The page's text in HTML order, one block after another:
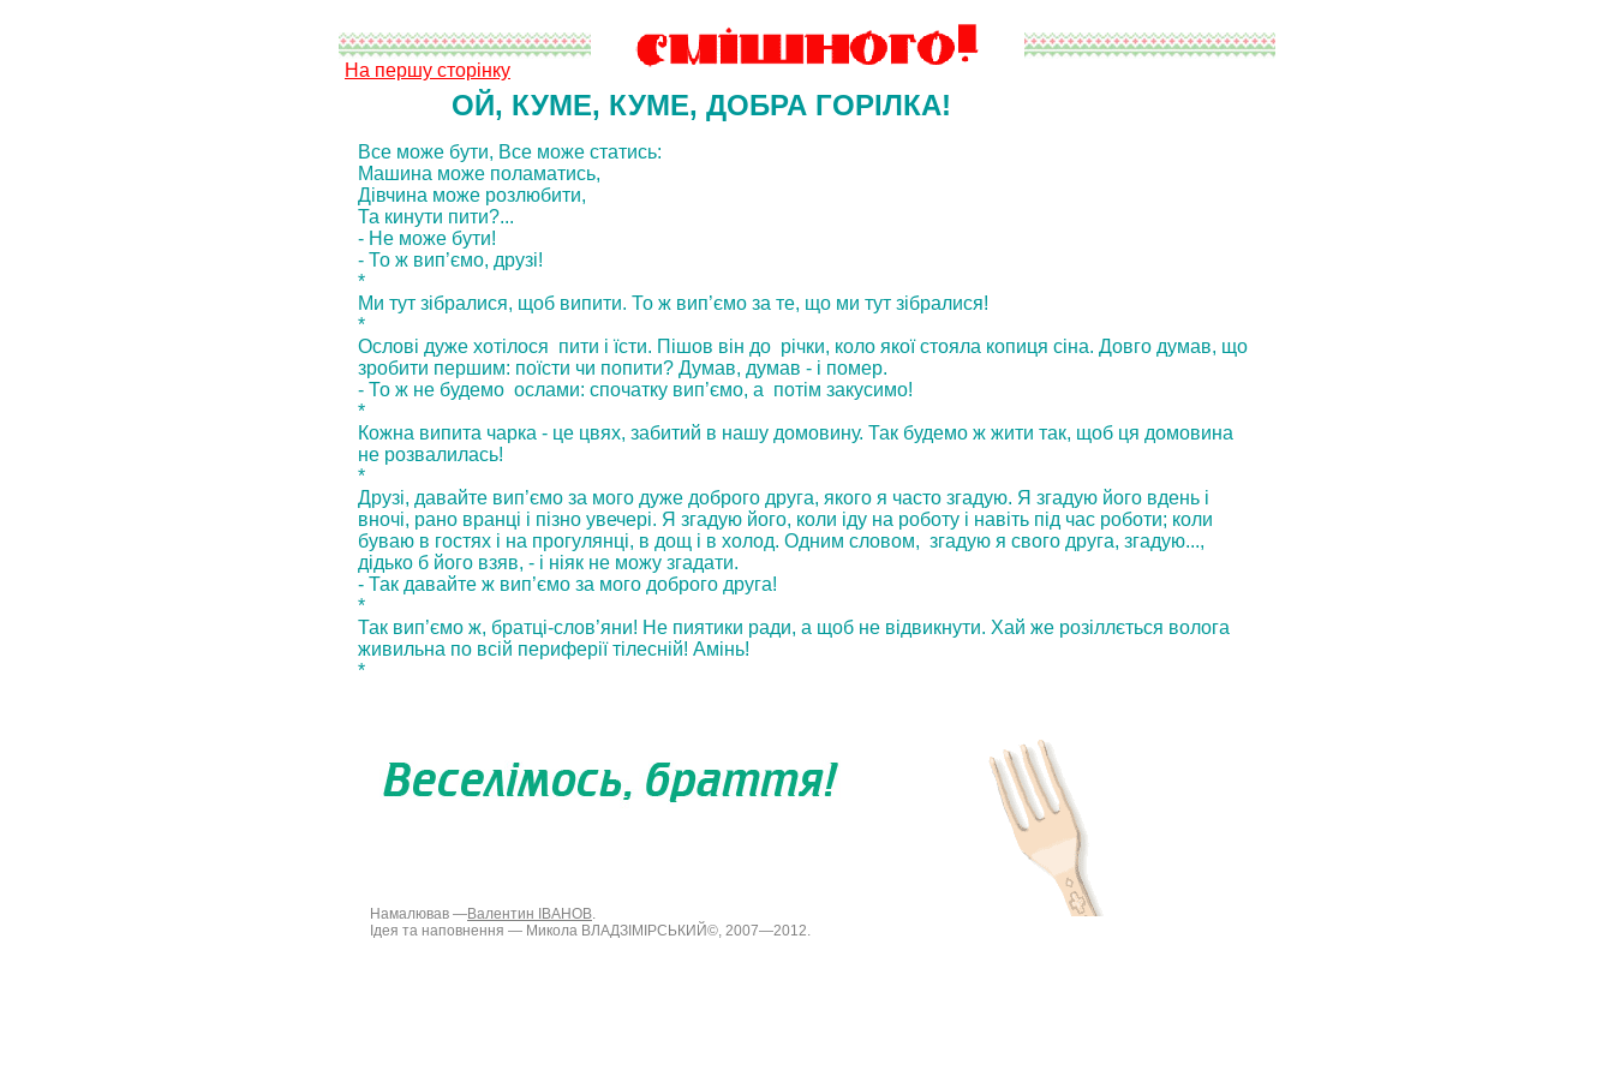
На першу сторінку
ОЙ, КУМЕ, КУМЕ, ДОБРА ГОРІЛКА!
Все може бути, Все може статись:
Машина може поламатись,
Дівчина може розлюбити,
Та кинути пити?...
- Не може бути!
- То ж вип’ємо, друзi!
*
Ми тут зібралися, щоб випити. То ж вип’ємо за те, що ми тут зібралися!
*
Ословi дуже хотiлося пити i їсти. Пiшов вiн до річки, коло якої стояла копиця сiна. Довго думав, що
зробити першим: поїсти чи попити? Думав, думав - і помер.
- То ж не будемо ослами: спочатку вип’ємо, а потім закусимо!
*
Кожна випита чарка - це цвях, забитий в нашу домовину. Так будемо ж жити так, щоб ця домовина
не розвалилась!
*
Друзі, давайте вип’ємо за мого дуже доброго друга, якого я часто згадую. Я згадую його вдень і
вночi, рано вранцi і пізно увечерi. Я згадую його, коли іду на роботу і навiть пiд час роботи; коли
буваю в гостях і на прогулянці, в дощ і в холод. Одним словом, згадую я свого друга, згадую...,
дiдько б його взяв, - і ніяк не можу згадати.
- Так давайте ж вип’ємо за мого доброго друга!
*
Так вип’ємо ж, братцi-слов’яни! Не пиятики ради, а щоб не вiдвикнути. Хай же розіллється волога
живильна по всiй периферiї тiлеснiй! Амiнь!
*
Намалював —Валентин ІВАНОВ
Ідея та наповнення — Микола ВЛАДЗІМІРСЬКИЙ©, 2007—2012.